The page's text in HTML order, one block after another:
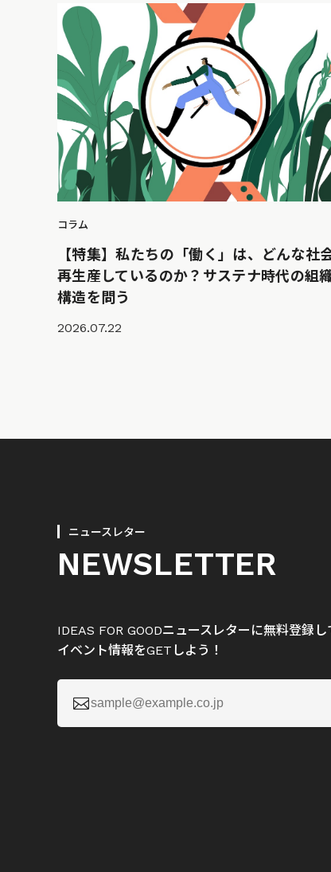
コラム
【特集】私たちの「働く」は、どんな社
再生産しているのか？サステナ時代の組
構造を問う
2026.07.22
ニュースレター
NEWSLETTER
IDEAS FOR GOODニュースレターに無料登録
イベント情報をGETしよう！
